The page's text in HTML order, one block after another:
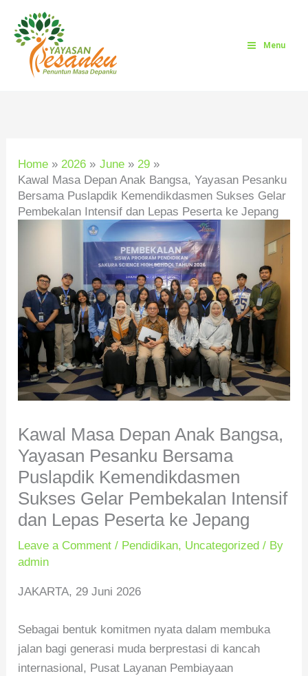
content
Menu
Home 2026 June
29
Kawal Masa Depan Anak Bangsa, Yayasan Pesanku
Bersama Puslapdik Kemendikdasmen Sukses Gelar
Pembekalan Intensif dan Lepas Peserta ke Jepang
Kawal Masa Depan Anak Bangsa,
Yayasan Pesanku Bersama
Puslapdik Kemendikdasmen
Sukses Gelar Pembekalan Intensif
dan Lepas Peserta ke Jepang
Leave a Comment / Pendidikan, Uncategorized / By
admin
JAKARTA, 29 Juni 2026
Sebagai bentuk komitmen nyata dalam membuka
jalan bagi generasi muda berprestasi di kancah
internasional, Pusat Layanan Pembiayaan
r
s
a
i
e
s
r
s
a
i
e
s